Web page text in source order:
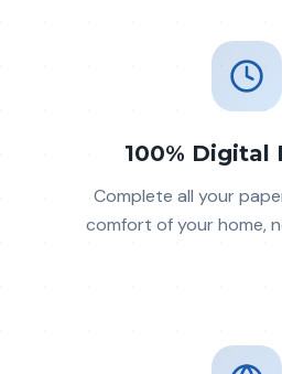
100% Digital
Complete all your
comfort of your home,